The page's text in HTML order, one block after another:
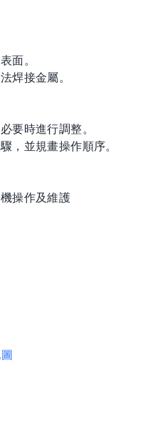
面。
焊接金屬。
要時進行調整。
，並規畫操作順序。
操作及維護